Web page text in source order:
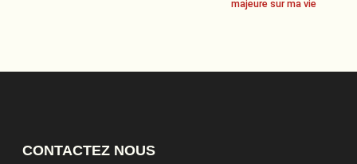
majeure sur ma vie
CONTACTEZ NOUS